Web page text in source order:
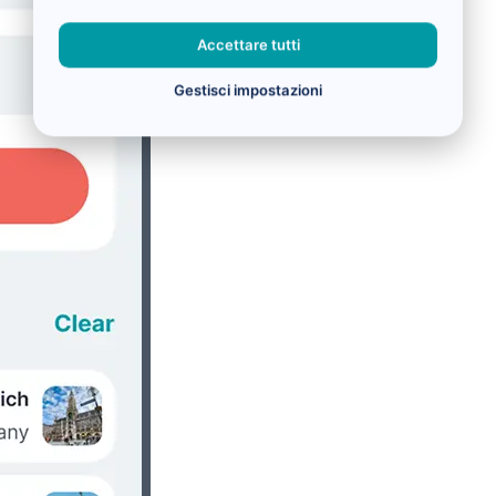
Accettare tutti
Gestisci impostazioni